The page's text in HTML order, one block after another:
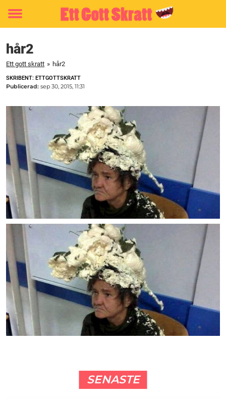
Toggle
hår2
Ett gott skratt » hår2
SKRIBENT: ETTGOTTSKRATT
Publicerad: sep 30, 2015, 11:31
SENASTE